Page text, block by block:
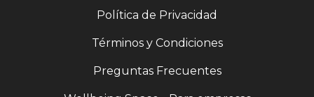
Política de Privacidad
Términos y Condiciones
Preguntas Frecuentes